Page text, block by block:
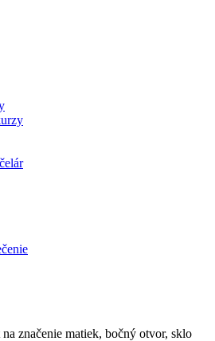
na značenie matiek, bočný otvor, sklo